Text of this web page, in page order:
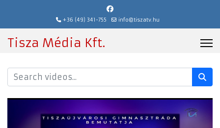
+36 (49) 341-755 info@tiszatv.hu
Tisza Média Kft.